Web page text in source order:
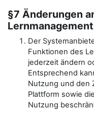
§7 Änderungen
Der
Funktionen des
jederzeit ändern
Entsprechend
Nutzung und den
Plattform sowie
Nutzung